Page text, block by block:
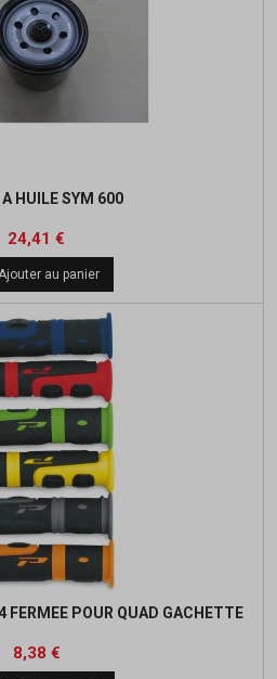
A HUILE SYM 600
Prix
24,41 €
Ajouter au panier
FERMEE POUR QUAD GACHETTE
Prix
8,38 €Prix